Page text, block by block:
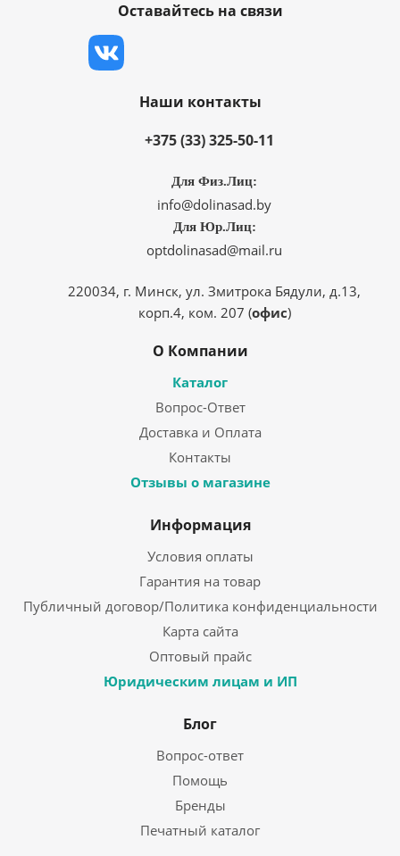
Оставайтесь на связи
Наши контакты
+375 (33) 325-50-11
Для Физ.Лиц:
info@dolinasad.by
Для Юр.Лиц:
optdolinasad@mail.ru
220034, г. Минск, ул. Змитрока Бядули, д.13,
корп.4, ком. 207 (офис)
О Компании
Каталог
Вопрос-Ответ
Доставка и Оплата
Контакты
Отзывы о магазине
Информация
Условия оплаты
Гарантия на товар
Публичный договор/Политика конфиденциальности
Карта сайта
Оптовый прайс
Юридическим лицам и ИП
Блог
Вопрос-ответ
Помощь
Бренды
Печатный каталог